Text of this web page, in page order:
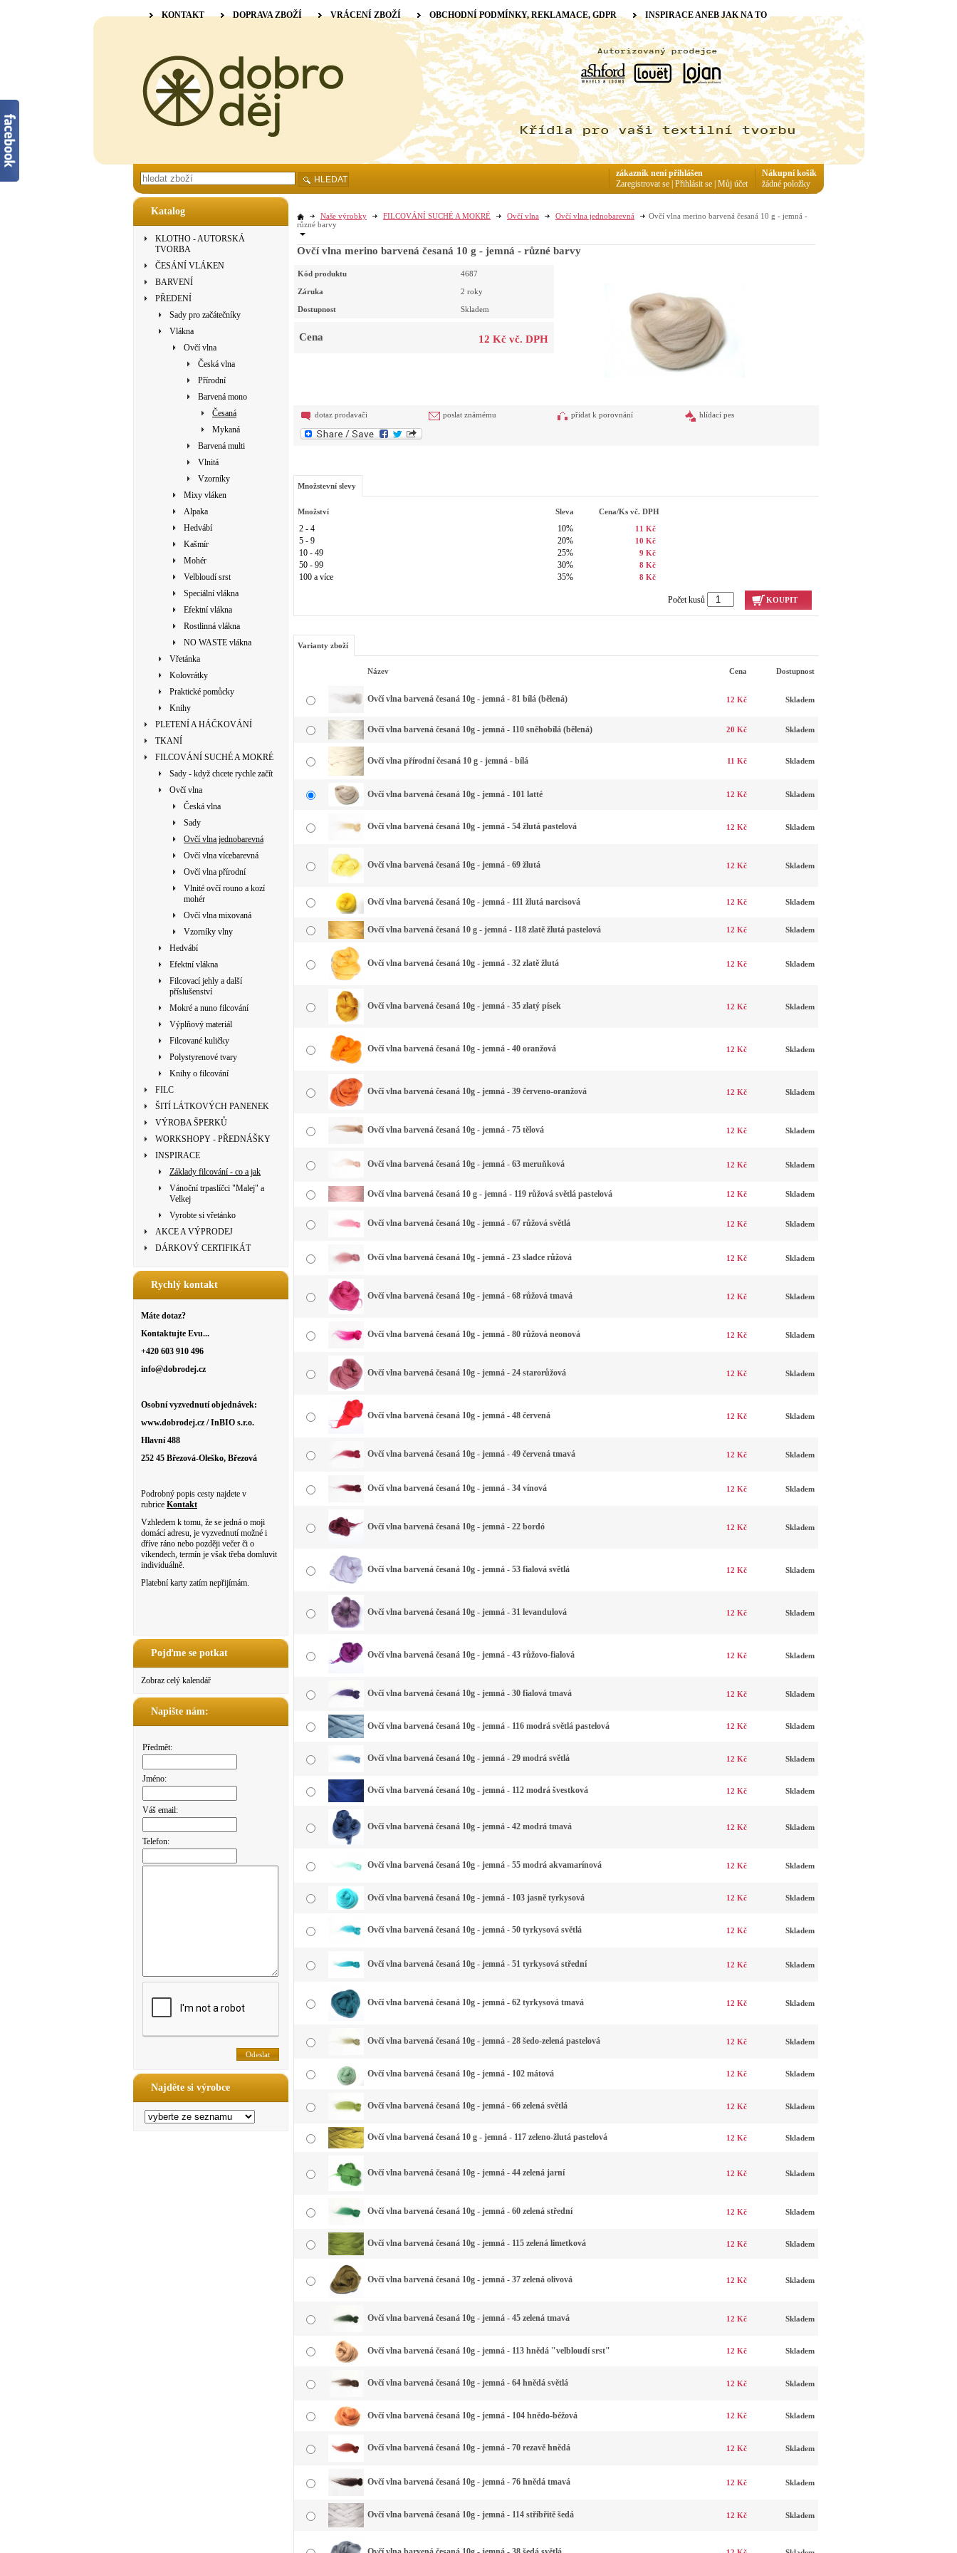
Katalog
KLOTHO - AUTORSKÁ
TVORBA
ČESÁNÍ VLÁKEN
BARVENÍ
PŘEDENÍ
Sady pro začátečníky
Vlákna
Ovčí vlna
Česká vlna
Přírodní
Barvená mono
Česaná
Mykaná
Barvená multi
Vlnitá
Vzorníky
Mixy vláken
Alpaka
Hedvábí
Kašmír
Mohér
Velbloudí srst
Speciální vlákna
Efektní vlákna
Rostlinná vlákna
NO WASTE vlákna
Vřetánka
Kolovrátky
Praktické pomůcky
Knihy
PLETENÍ A HÁČKOVÁNÍ
TKANÍ
FILCOVÁNÍ SUCHÉ A MOKRÉ
Sady - když chcete rychle začít
Ovčí vlna
Česká vlna
Sady
Ovčí vlna jednobarevná
Ovčí vlna vícebarevná
Ovčí vlna přírodní
Vlnité ovčí rouno a kozí
mohér
Ovčí vlna mixovaná
Vzorníky vlny
Hedvábí
Efektní vlákna
Filcovací jehly a další
příslušenství
Mokré a nuno filcování
Výplňový materiál
Filcované kuličky
Polystyrenové tvary
Knihy o filcování
FILC
ŠITÍ LÁTKOVÝCH PANENEK
VÝROBA ŠPERKŮ
WORKSHOPY - PŘEDNÁŠKY
INSPIRACE
Základy filcování - co a jak
Vánoční trpaslíčci "Malej" a
Velkej
Vyrobte si vřetánko
AKCE A VÝPRODEJ
DÁRKOVÝ CERTIFIKÁT
Rychlý kontakt
Máte dotaz?
Kontaktujte Evu...
+420 603 910 496
info@dobrodej.cz
Osobní vyzvednutí objednávek:
www.dobrodej.cz / InBIO s.r.o.
Hlavní 488
252 45 Březová-Oleško, Březová
Podrobný popis cesty najdete v
rubrice Kontakt
Vzhledem k tomu, že se jedná o moji
domácí adresu, je vyzvednutí možné i
dříve ráno nebo později večer či o
víkendech, termín je však třeba domluvit
individuálně.
Platební karty zatím nepřijímám.
Pojďme se potkat
Zobraz celý kalendář
Napište nám:
Předmět:
Jméno:
Váš email:
Telefon:
Najděte si výrobce
Naše výrobky FILCOVÁNÍ SUCHÉ A MOKRÉ Ovčí vlna Ovčí vlna jednobarevná
Ovčí vlna merino barvená česaná 10 g - jemná -
různé barvy
Ovčí vlna merino barvená česaná 10 g - jemná - různé barvy
Kód produktu 4687
Záruka 2 roky
Dostupnost Skladem
Cena 12 Kč vč. DPH
dotaz prodavači poslat známému přidat k porovnání hlídací pes
Množstevní slevy
Množství Sleva Cena/ks vč. DPH
2 - 4 10% 11 Kč
5 - 9 20% 10 Kč
10 - 49 25% 9 Kč
50 - 99 30% 8 Kč
100 a více 35% 8 Kč
Počet kusů KOUPIT
Varianty zboží
Název Cena Dostupnost
Ovčí vlna barvená česaná 10g - jemná - 81 bílá (bělená) 12 Kč Skladem
Ovčí vlna barvená česaná 10g - jemná - 110 sněhobílá (bělená) 20 Kč Skladem
Ovčí vlna přírodní česaná 10 g - jemná - bílá 11 Kč Skladem
Ovčí vlna barvená česaná 10g - jemná - 101 latté 12 Kč Skladem
Ovčí vlna barvená česaná 10g - jemná - 54 žlutá pastelová 12 Kč Skladem
Ovčí vlna barvená česaná 10g - jemná - 69 žlutá 12 Kč Skladem
Ovčí vlna barvená česaná 10g - jemná - 111 žlutá narcisová 12 Kč Skladem
Ovčí vlna barvená česaná 10 g - jemná - 118 zlatě žlutá pastelová 12 Kč Skladem
Ovčí vlna barvená česaná 10g - jemná - 32 zlatě žlutá 12 Kč Skladem
Ovčí vlna barvená česaná 10g - jemná - 35 zlatý písek 12 Kč Skladem
Ovčí vlna barvená česaná 10g - jemná - 40 oranžová 12 Kč Skladem
Ovčí vlna barvená česaná 10g - jemná - 39 červeno-oranžová 12 Kč Skladem
Ovčí vlna barvená česaná 10g - jemná - 75 tělová 12 Kč Skladem
Ovčí vlna barvená česaná 10g - jemná - 63 meruňková 12 Kč Skladem
Ovčí vlna barvená česaná 10 g - jemná - 119 růžová světlá pastelová 12 Kč Skladem
Ovčí vlna barvená česaná 10g - jemná - 67 růžová světlá 12 Kč Skladem
Ovčí vlna barvená česaná 10g - jemná - 23 sladce růžová 12 Kč Skladem
Ovčí vlna barvená česaná 10g - jemná - 68 růžová tmavá 12 Kč Skladem
Ovčí vlna barvená česaná 10g - jemná - 80 růžová neonová 12 Kč Skladem
Ovčí vlna barvená česaná 10g - jemná - 24 starorůžová 12 Kč Skladem
Ovčí vlna barvená česaná 10g - jemná - 48 červená 12 Kč Skladem
Ovčí vlna barvená česaná 10g - jemná - 49 červená tmavá 12 Kč Skladem
Ovčí vlna barvená česaná 10g - jemná - 34 vínová 12 Kč Skladem
Ovčí vlna barvená česaná 10g - jemná - 22 bordó 12 Kč Skladem
Ovčí vlna barvená česaná 10g - jemná - 53 fialová světlá 12 Kč Skladem
Ovčí vlna barvená česaná 10g - jemná - 31 levandulová 12 Kč Skladem
Ovčí vlna barvená česaná 10g - jemná - 43 růžovo-fialová 12 Kč Skladem
Ovčí vlna barvená česaná 10g - jemná - 30 fialová tmavá 12 Kč Skladem
Ovčí vlna barvená česaná 10g - jemná - 116 modrá světlá pastelová 12 Kč Skladem
Ovčí vlna barvená česaná 10g - jemná - 29 modrá světlá 12 Kč Skladem
Ovčí vlna barvená česaná 10g - jemná - 112 modrá švestková 12 Kč Skladem
Ovčí vlna barvená česaná 10g - jemná - 42 modrá tmavá 12 Kč Skladem
Ovčí vlna barvená česaná 10g - jemná - 55 modrá akvamarínová 12 Kč Skladem
Ovčí vlna barvená česaná 10g - jemná - 103 jasně tyrkysová 12 Kč Skladem
Ovčí vlna barvená česaná 10g - jemná - 50 tyrkysová světlá 12 Kč Skladem
Ovčí vlna barvená česaná 10g - jemná - 51 tyrkysová střední 12 Kč Skladem
Ovčí vlna barvená česaná 10g - jemná - 62 tyrkysová tmavá 12 Kč Skladem
Ovčí vlna barvená česaná 10g - jemná - 28 šedo-zelená pastelová 12 Kč Skladem
Ovčí vlna barvená česaná 10g - jemná - 102 mátová 12 Kč Skladem
Ovčí vlna barvená česaná 10g - jemná - 66 zelená světlá 12 Kč Skladem
Ovčí vlna barvená česaná 10 g - jemná - 117 zeleno-žlutá pastelová 12 Kč Skladem
Ovčí vlna barvená česaná 10g - jemná - 44 zelená jarní 12 Kč Skladem
Ovčí vlna barvená česaná 10g - jemná - 60 zelená střední 12 Kč Skladem
Ovčí vlna barvená česaná 10g - jemná - 115 zelená limetková 12 Kč Skladem
Ovčí vlna barvená česaná 10g - jemná - 37 zelená olivová 12 Kč Skladem
Ovčí vlna barvená česaná 10g - jemná - 45 zelená tmavá 12 Kč Skladem
Ovčí vlna barvená česaná 10g - jemná - 113 hnědá "velbloudí srst" 12 Kč Skladem
Ovčí vlna barvená česaná 10g - jemná - 64 hnědá světlá 12 Kč Skladem
Ovčí vlna barvená česaná 10g - jemná - 104 hnědo-béžová 12 Kč Skladem
Ovčí vlna barvená česaná 10g - jemná - 70 rezavě hnědá 12 Kč Skladem
Ovčí vlna barvená česaná 10g - jemná - 76 hnědá tmavá 12 Kč Skladem
Ovčí vlna barvená česaná 10g - jemná - 114 stříbřitě šedá 12 Kč Skladem
KONTAKT DOPRAVA ZBOŽÍ VRÁCENÍ ZBOŽÍ OBCHODNÍ PODMÍNKY, REKLAMACE, GDPR INSPIRACE ANEB JAK NA TO
HLEDAT
Nákupní košík
žádné položky
zákazník není přihlášen
Zaregistrovat se Přihlásit se Můj účet